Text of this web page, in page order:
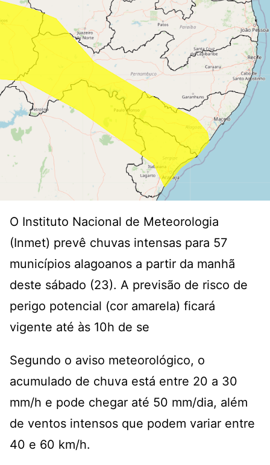
O Instituto Nacional de Meteorologia
(Inmet) prevê chuvas intensas para 57
municípios alagoanos a partir da manhã
deste sábado (23). A previsão de risco de
perigo potencial (cor amarela) ficará
vigente até às 10h de se
Segundo o aviso meteorológico, o
acumulado de chuva está entre 20 a 30
mm/h e pode chegar até 50 mm/dia, além
de ventos intensos que podem variar entre
40 e 60 km/h.